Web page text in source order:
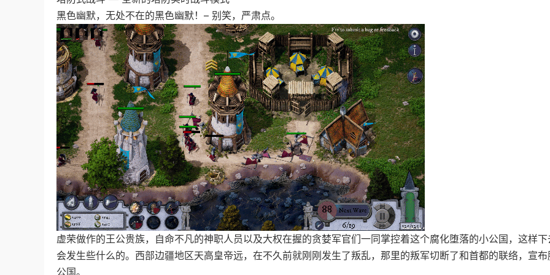
黑色幽默，无处不在的黑色幽默！– 别笑，严肃点。
虚荣做作的王公贵族，自命不凡的神职人员以及大权在握的贪婪军官们一同掌控着这个腐化堕落的小公国，这样下
会发生些什么的。西部边疆地区天高皇帝远，在不久前就刚刚发生了叛乱，那里的叛军切断了和首都的联络，宣布
公国。